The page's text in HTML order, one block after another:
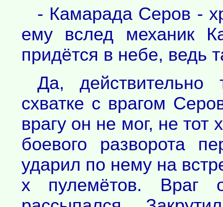
- Камарада Серов -
ему вслед механик
придётся в небе, ведь
Да,
схватке с врагом
врагу он не мог, не тот
боевого разворота
ударил по нему на
х пулемётов. Враг